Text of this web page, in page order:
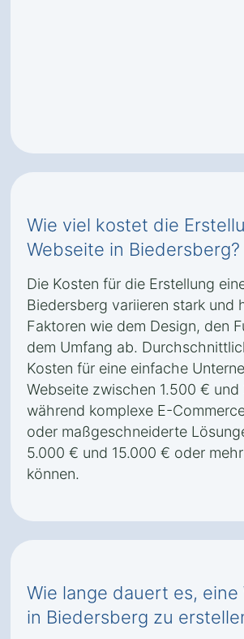
Wie viel kostet die
Webseite in Biedersberg?
Die Kosten für die Erstellung
Biedersberg variieren stark und
Faktoren wie dem Design, den
dem Umfang ab.
Kosten für eine einfache
Webseite zwischen 1.500 €
während komplexe E-
oder maßgeschneiderte
5.000 € und 15.000 € oder
können.
Wie lange dauert es, eine
in Biedersberg zu